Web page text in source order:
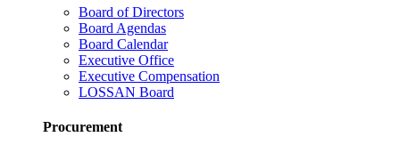
Board of Directors
Board Agendas
Board Calendar
Executive Office
Executive Compensation
LOSSAN Board
Procurement